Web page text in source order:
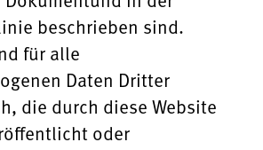
beschrieben sind.
für alle
Daten Dritter
die durch diese Website
oder